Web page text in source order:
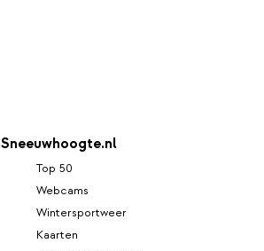
Sneeuwhoogte.nl
Top 50
Webcams
Wintersportweer
Kaarten